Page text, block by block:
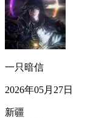
一只暗信
2026年05月27日
新疆